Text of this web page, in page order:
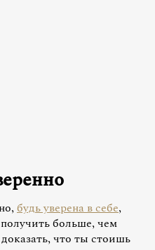
будь уверена в себе,
больше, чем
что ты стоишь